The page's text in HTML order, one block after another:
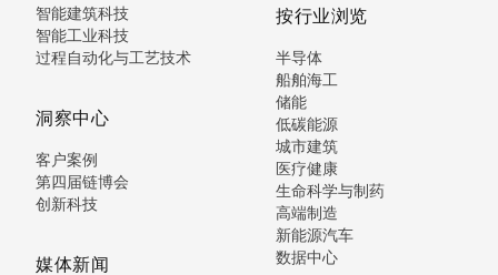
智能建筑科技
智能工业科技
过程自动化与工艺技术
洞察中心
客户案例
第四届链博会
创新科技
媒体新闻
按行业浏览
半导体
船舶海工
储能
低碳能源
城市建筑
医疗健康
生命科学与制药
高端制造
新能源汽车
数据中心